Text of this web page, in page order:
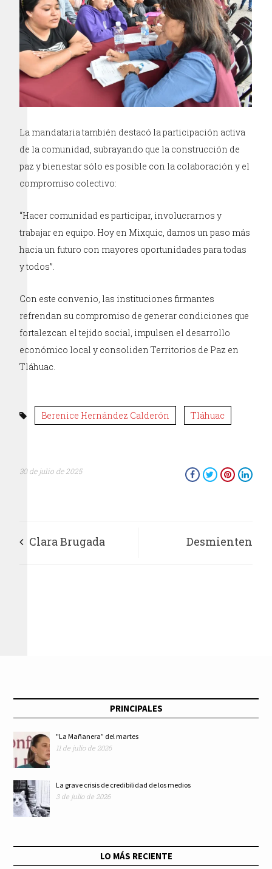
La mandataria también destacó la participación activa
de la comunidad, subrayando que la construcción de
paz y bienestar sólo es posible con la colaboración y el
compromiso colectivo:
“Hacer comunidad es participar, involucrarnos y
trabajar en equipo. Hoy en Mixquic, damos un paso más
hacia un futuro con mayores oportunidades para todas
y todos”.
Con este convenio, las instituciones firmantes
refrendan su compromiso de generar condiciones que
fortalezcan el tejido social, impulsen el desarrollo
económico local y consoliden Territorios de Paz en
Tláhuac.
Berenice Hernández Calderón Tláhuac
30 de julio de 2025
Clara Brugada Desmienten
PRINCIPALES
"La Mañanera” del martes
11 de julio de 2026
La grave crisis de credibilidad de los medios
3 de julio de 2026
LO MÁS RECIENTE